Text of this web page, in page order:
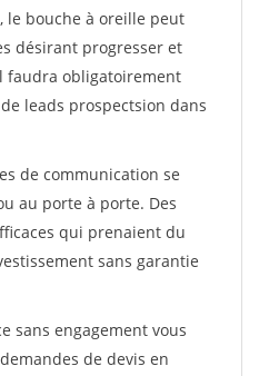
le bouche à oreille peut
désirant progresser et
faudra obligatoirement
leads prospectsion dans
de communication se
au porte à porte. Des
qui prenaient du
sans garantie
sans engagement vous
de devis en